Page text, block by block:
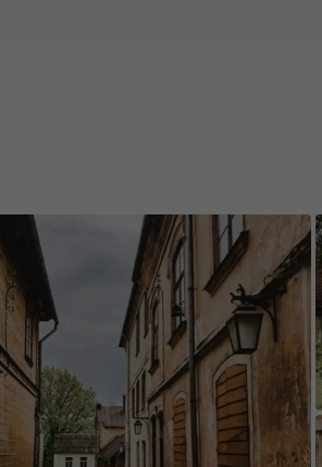
repainted, or
accessible and visible in
is edited and updated in
who contributes